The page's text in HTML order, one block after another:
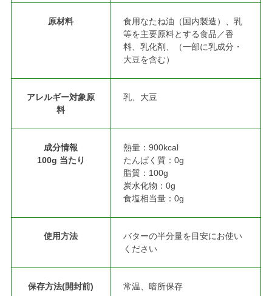
原材料
食用なたね油（国内製造）、乳
等を主要原料とする食品／香
料、乳化剤、（一部に乳成分・
大豆を含む）
アレルギー対象原
料
乳、大豆
成分情報
100g 当たり
熱量：900kcal
たんぱく質：0g
脂質：100g
炭水化物：0g
食塩相当量：0g
使用方法
バターの半分量を目安にお使い
ください
保存方法(開封前) 常温、暗所保存